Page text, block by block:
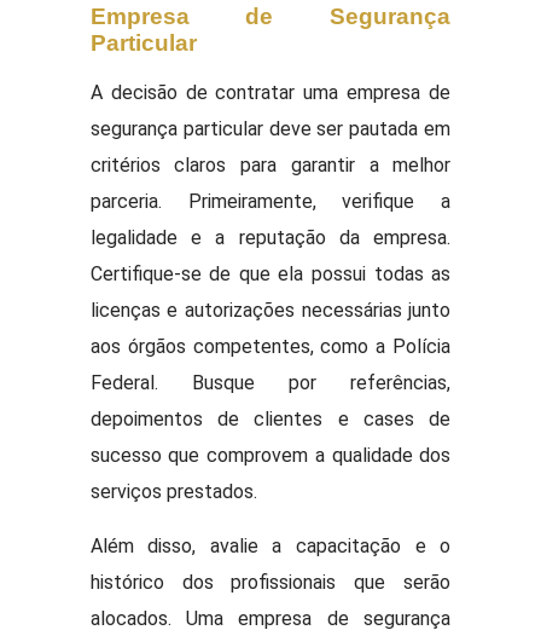
Empresa de Segurança
Particular
A decisão de contratar uma empresa de
segurança particular deve ser pautada em
critérios claros para garantir a melhor
parceria. Primeiramente, verifique a
legalidade e a reputação da empresa.
Certifique-se de que ela possui todas as
licenças e autorizações necessárias junto
aos órgãos competentes, como a Polícia
Federal. Busque por referências,
depoimentos de clientes e cases de
sucesso que comprovem a qualidade dos
serviços prestados.
Além disso, avalie a capacitação e o
histórico dos profissionais que serão
alocados. Uma empresa de segurança